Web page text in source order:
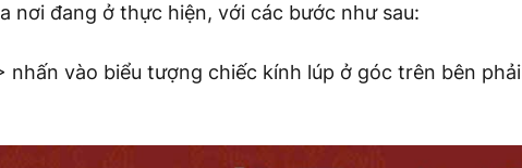
nơi đang ở thực hiện, với các bước như sau:
nhấn vào biểu tượng chiếc kính lúp ở góc trên bên phải